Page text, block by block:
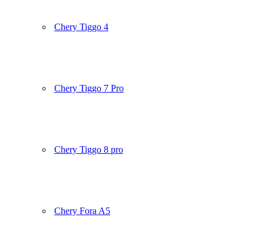
Chery Tiggo 4
Chery Tiggo 7 Pro
Chery Tiggo 8 pro
Chery Fora A5